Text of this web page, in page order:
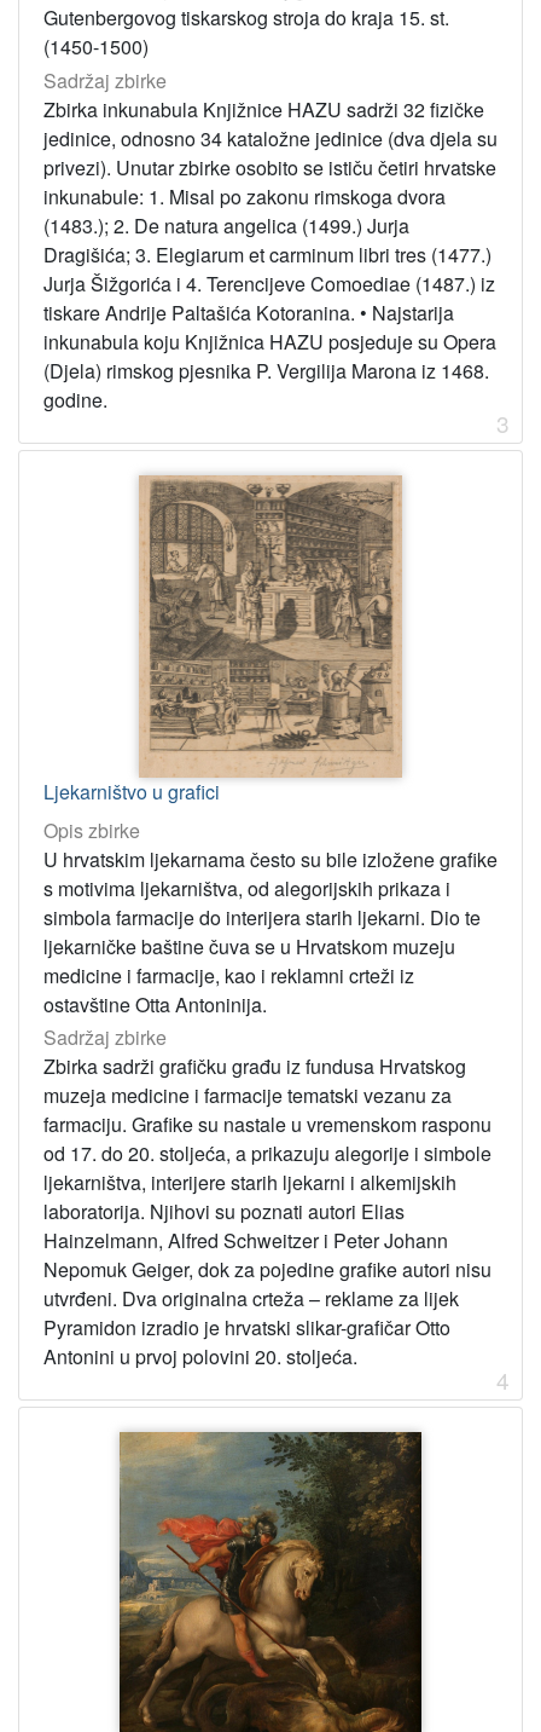
Gutenbergovog tiskarskog stroja do kraja 15. st.
(1450-1500)
Sadržaj zbirke
Zbirka inkunabula Knjižnice HAZU sadrži 32 fizičke
jedinice, odnosno 34 kataložne jedinice (dva djela su
privezi). Unutar zbirke osobito se ističu četiri hrvatske
inkunabule: 1. Misal po zakonu rimskoga dvora
(1483.); 2. De natura angelica (1499.) Jurja
Dragišića; 3. Elegiarum et carminum libri tres (1477.)
Jurja Šižgorića i 4. Terencijeve Comoediae (1487.) iz
tiskare Andrije Paltašića Kotoranina. • Najstarija
inkunabula koju Knjižnica HAZU posjeduje su Opera
(Djela) rimskog pjesnika P. Vergilija Marona iz 1468.
godine.
3
Ljekarništvo u grafici
Opis zbirke
U hrvatskim ljekarnama često su bile izložene grafike
s motivima ljekarništva, od alegorijskih prikaza i
simbola farmacije do interijera starih ljekarni. Dio te
ljekarničke baštine čuva se u Hrvatskom muzeju
medicine i farmacije, kao i reklamni crteži iz
ostavštine Otta Antoninija.
Sadržaj zbirke
Zbirka sadrži grafičku građu iz fundusa Hrvatskog
muzeja medicine i farmacije tematski vezanu za
farmaciju. Grafike su nastale u vremenskom rasponu
od 17. do 20. stoljeća, a prikazuju alegorije i simbole
ljekarništva, interijere starih ljekarni i alkemijskih
laboratorija. Njihovi su poznati autori Elias
Hainzelmann, Alfred Schweitzer i Peter Johann
Nepomuk Geiger, dok za pojedine grafike autori nisu
utvrđeni. Dva originalna crteža – reklame za lijek
Pyramidon izradio je hrvatski slikar-grafičar Otto
Antonini u prvoj polovini 20. stoljeća.
4